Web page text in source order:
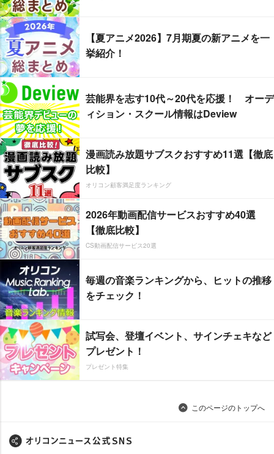
【夏アニメ2026】7月期夏の新アニメを一
挙紹介！
芸能界を志す10代～20代を応援！ オーデ
ィション・スクール情報はDeview
漫画読み放題サブスクおすすめ11選【徹底
比較】
オリコン顧客満足度ランキング
2026年動画配信サービスおすすめ40選
【徹底比較】
CS動画配信サービス20選
毎週の音楽ランキングから、ヒットの推移
をチェック！
試写会、登壇イベント、サインチェキなど
プレゼント！
プレゼント特集
このページのトップへ